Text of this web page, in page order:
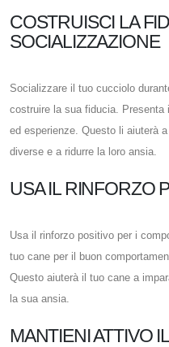
COSTRUISCI LA
SOCIALIZZAZIONE
Socializzare il tuo cucciolo
costruire la sua fiducia. Presenta
ed esperienze. Questo li aiuterà
diverse e a ridurre la loro ansia.
USA IL RINFORZO
Usa il rinforzo positivo per i
tuo cane per il buon
Questo aiuterà il tuo cane a
la sua ansia.
MANTIENI ATTIVO